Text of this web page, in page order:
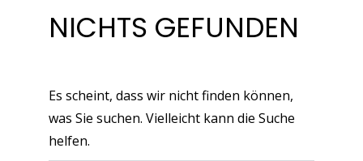
NICHTS GEFUNDEN
Es scheint, dass wir nicht finden können,
was Sie suchen. Vielleicht kann die Suche
helfen.